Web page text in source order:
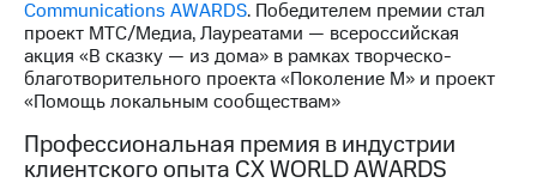
МТС
о технологиях
Достижения
Интервью
Communications AWARDS. Победителем премии стал
проект МТС/Медиа, Лауреатами — всероссийская
акция «В сказку — из дома» в рамках творческо-
благотворительного проекта «Поколение М» и проект
«Помощь локальным сообществам»
Профессиональная премия в индустрии
клиентского опыта СХ WORLD AWARDS